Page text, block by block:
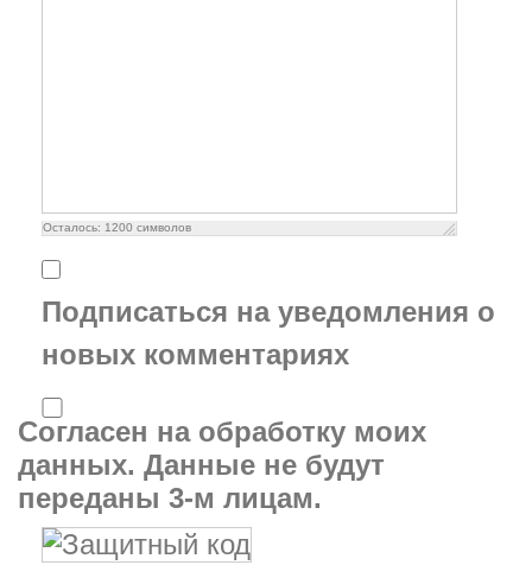
Осталось: 1200 символов
Подписаться на уведомления о
новых комментариях
Согласен на обработку моих
данных. Данные не будут
переданы 3-м лицам.